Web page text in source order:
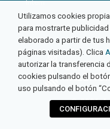
Intern
Extern
© 2026
Utilizamos cookies
para mostrarte publicidad
elaborado a partir de tus
páginas visitadas). Clica
autorizar la transferencia
cookies pulsando el
uso pulsando el botón